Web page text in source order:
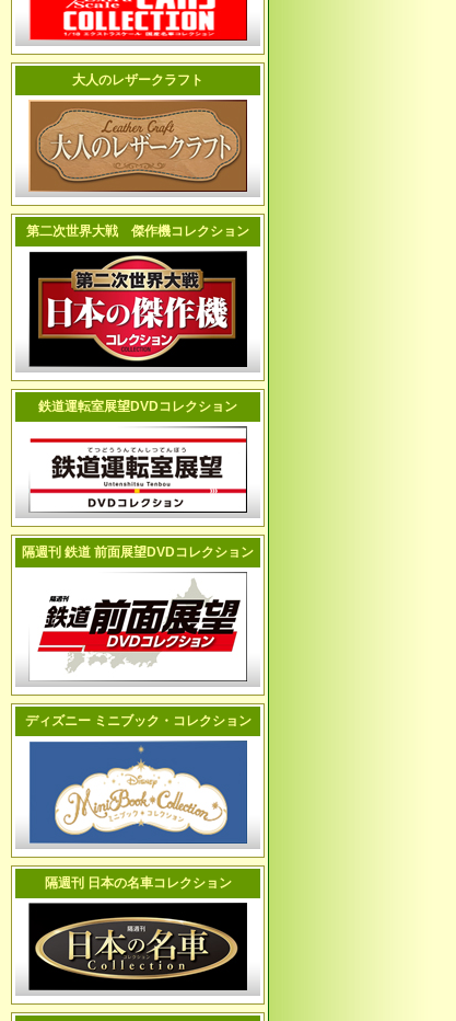
大人のレザークラフト
第二次世界大戦 傑作機コレクション
鉄道運転室展望DVDコレクション
隔週刊 鉄道 前面展望DVDコレクション
ディズニー ミニブック・コレクション
隔週刊 日本の名車コレクション